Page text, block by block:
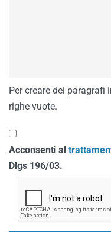
Per creare dei paragrafi
righe vuote.
Acconsenti al
Dlgs 196/03.